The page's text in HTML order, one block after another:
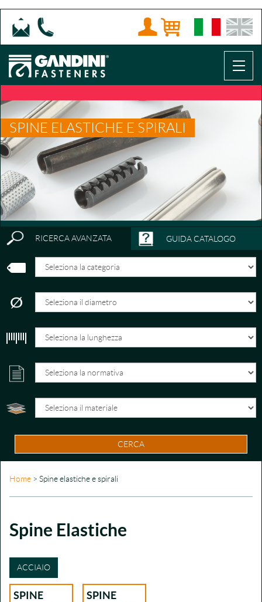
SPINE ELASTICHE E SPIRALI
RICERCA AVANZATA GUIDA CATALOGO
CERCA
Home > Spine elastiche e spirali
Spine Elastiche
ACCIAIO
SPINE
SPINE